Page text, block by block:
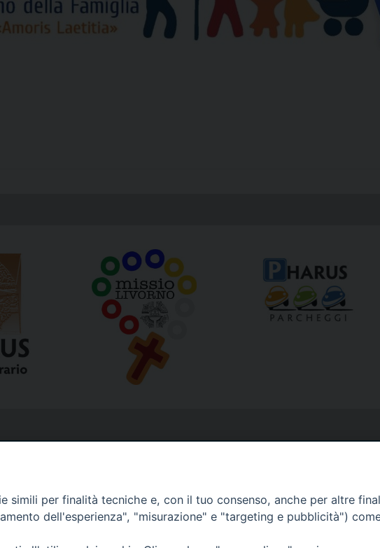
simili per finalità tecniche e, con il tuo consenso, anche per altre
dell'esperienza", "misurazione" e "targeting e pubblicità")